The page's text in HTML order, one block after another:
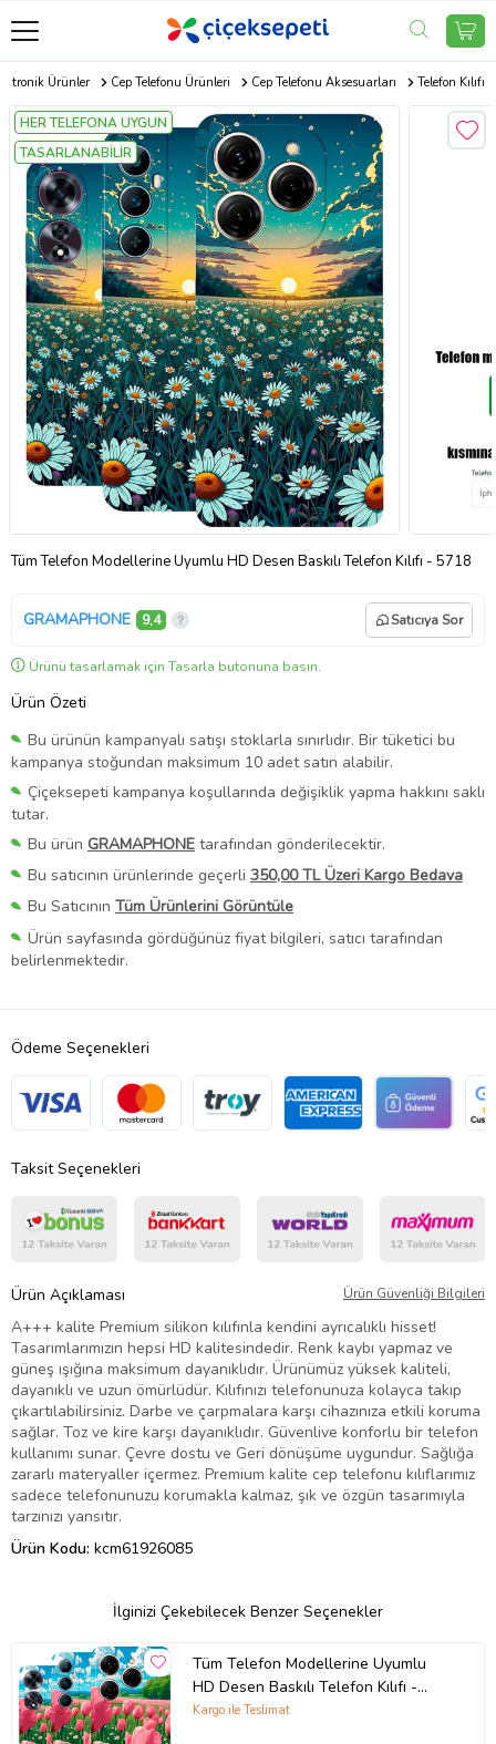
Ürünler Cep Telefonu Ürünleri Cep Telefonu Aksesuarları Telefon Kılıfı
HER TELEFONA UYGUN
TASARLANABİLİR
Tüm Telefon Modellerine Uyumlu HD Desen Baskılı Telefon Kılıfı - 5718
GRAMAPHONE 9,4 Satıcıya Sor
Ürünü tasarlamak için Tasarla butonuna basın.
Ürün Özeti
Bu ürünün kampanyalı satışı stoklarla sınırlıdır. Bir tüketici bu
kampanya stoğundan maksimum 10 adet satın alabilir.
Çiçeksepeti kampanya koşullarında değişiklik yapma hakkını saklı
tutar.
Bu ürün GRAMAPHONE tarafından gönderilecektir.
Bu satıcının ürünlerinde geçerli 350,00 TL Üzeri Kargo Bedava
Bu Satıcının Tüm Ürünlerini Görüntüle
Ürün sayfasında gördüğünüz fiyat bilgileri, satıcı tarafından
belirlenmektedir.
Ödeme Seçenekleri
Taksit Seçenekleri
Ürün Açıklaması Ürün Güvenliği Bilgileri
A+++ kalite Premium silikon kılıfınla kendini ayrıcalıklı hisset!
Tasarımlarımızın hepsi HD kalitesindedir. Renk kaybı yapmaz ve
güneş ışığına maksimum dayanıklıdır. Ürünümüz yüksek kaliteli,
dayanıklı ve uzun ömürlüdür. Kılıfınızı telefonunuza kolayca takıp
çıkartılabilirsiniz. Darbe ve çarpmalara karşı cihazınıza etkili koruma
sağlar. Toz ve kire karşı dayanıklıdır. Güvenlive konforlu bir telefon
kullanımı sunar. Çevre dostu ve Geri dönüşüme uygundur. Sağlığa
zararlı materyaller içermez. Premium kalite cep telefonu kılıflarımız
sadece telefonunuzu korumakla kalmaz, şık ve özgün tasarımıyla
tarzınızı yansıtır.
Ürün Kodu: kcm61926085
İlginizi Çekebilecek Benzer Seçenekler
Tüm Telefon Modellerine Uyumlu
HD Desen Baskılı Telefon Kılıfı -
5712
Kargo ile Teslimat